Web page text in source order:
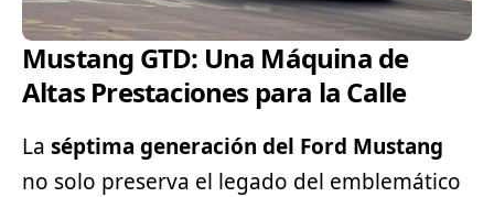
Mustang GTD: Una Máquina de
Altas Prestaciones para la Calle
La séptima generación del Ford Mustang
no solo preserva el legado del emblemático